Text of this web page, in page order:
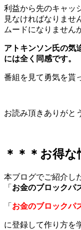
利益から先のキャッ
見なければなりませ
ムードになりません
アトキンソン氏の気
には全く同感です。
番組を見て勇気を貰
お読み頂きありがと
＊＊＊お得な
本ブログでご紹介し
「 お金のブロックパ
「 お金のブロック
に登録して作り方を